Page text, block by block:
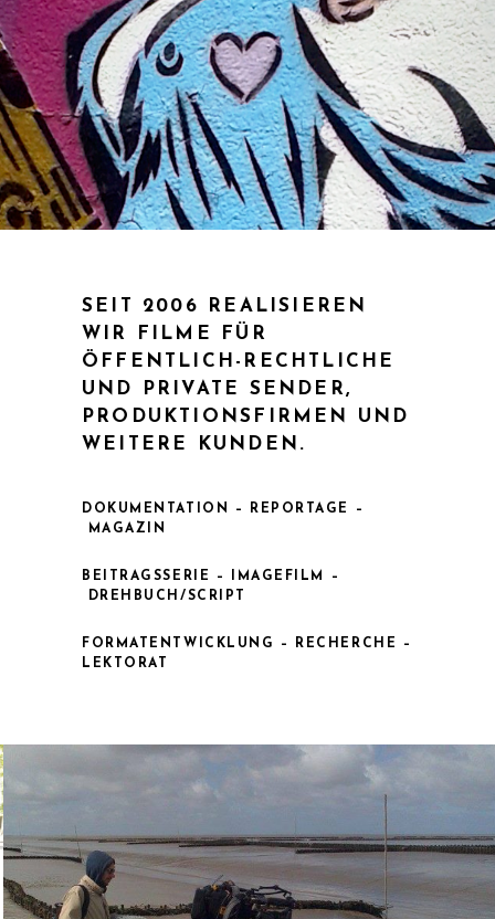
SEIT 2006 REALISIEREN
WIR FILME FÜR
ÖFFENTLICH-RECHTLICHE
UND PRIVATE SENDER,
PRODUKTIONSFIRMEN UND
WEITERE KUNDEN.
DOKUMENTATION –
REPORTAGE –
MAGAZIN
BEITRAGSSERIE –
IMAGEFILM –
DREHBUCH/SCRIPT
FORMATENTWICKLUNG –
RECHERCHE –
LEKTORAT